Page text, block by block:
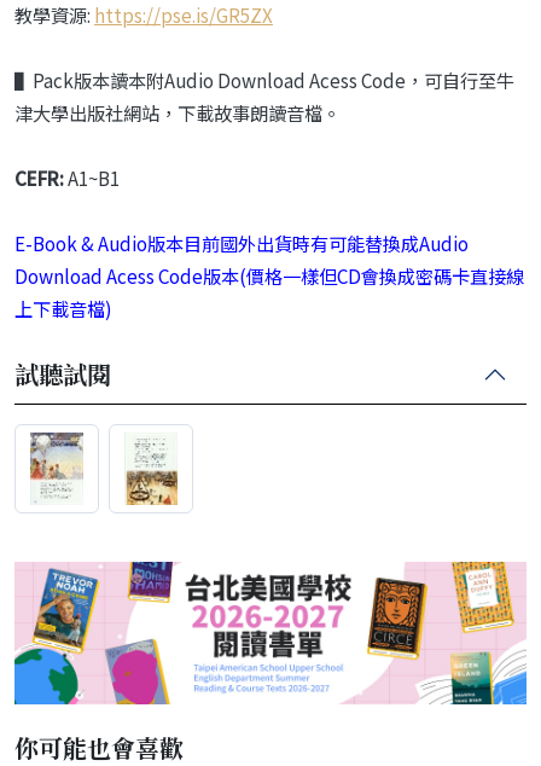
教學資源: https://pse.is/GR5ZX
▌Pack版本讀本附Audio Download Acess Code ，可自行至牛
津大學出版社網站， 下載故事朗讀音檔。
CEFR:A1~B1
E-Book & Audio版本目前國外出貨時有可能替換成Audio
Download Acess Code版本(價格一樣但CD會換成密碼卡直接線
上下載音檔)
試聽試閱
你可能也會喜歡